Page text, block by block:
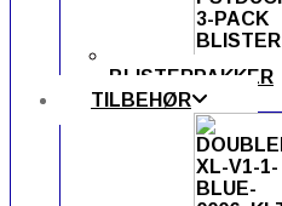
BLISTERPAKKER
TILBEHØR